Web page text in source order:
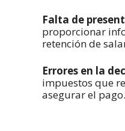
Falta de
proporcionar
retención de
Errores en la
impuestos que
asegurar el pago.